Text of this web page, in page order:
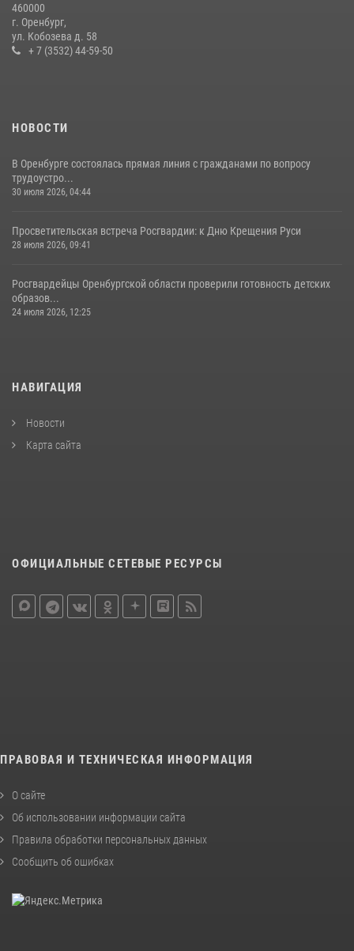
В Оренбурге росгвардейцы обеспечили правопорядок во время
проведения футбольного матча
03 августа 2026, 16:40
460000
г. Оренбург,
ул. Кобозева д. 58
+ 7 (3532) 44-59-50
НОВОСТИ
В Оренбурге состоялась прямая линия с гражданами по вопросу
трудоустро...
30 июля 2026, 04:44
Просветительская встреча Росгвардии: к Дню Крещения Руси
28 июля 2026, 09:41
Росгвардейцы Оренбургской области проверили готовность детских
образов...
24 июля 2026, 12:25
НАВИГАЦИЯ
Новости
Карта сайта
ОФИЦИАЛЬНЫЕ СЕТЕВЫЕ РЕСУРСЫ
ПРАВОВАЯ И ТЕХНИЧЕСКАЯ ИНФОРМАЦИЯ
О сайте
Об использовании информации сайта
Правила обработки персональных данных
Сообщить об ошибках